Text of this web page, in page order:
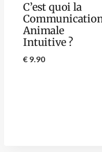
C’est quoi la
Animale
Intuitive ?
€ 9.90